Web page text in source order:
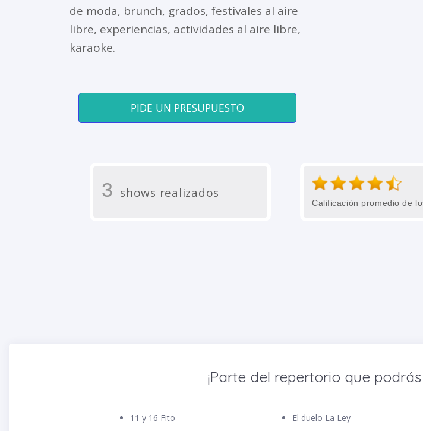
de moda, brunch, grados, festivales al aire
libre, experiencias, actividades al aire libre,
karaoke.
PIDE UN PRESUPUESTO
3 shows realizados
Calificación promedio de
¡Parte del repertorio que
11 y 16 Fito
El duelo La Ley